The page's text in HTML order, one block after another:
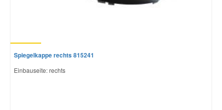
Spiegelkappe rechts 815241
Einbauseite: rechts